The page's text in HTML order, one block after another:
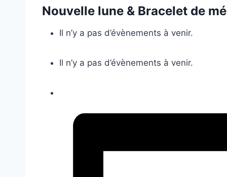
Nouvelle lune & Bracelet de
Il n’y a pas d’évènements à venir.
Il n’y a pas d’évènements à venir.